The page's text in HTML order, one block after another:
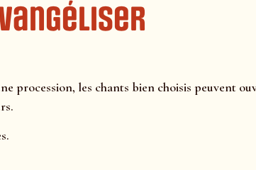
procession, les chants bien choisis peuvent